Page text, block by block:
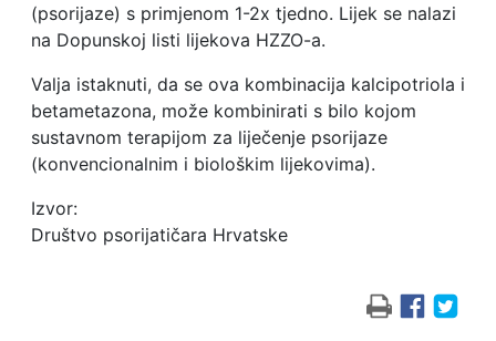
(psorijaze) s primjenom 1-2x tjedno. Lijek se nalazi
na Dopunskoj listi lijekova HZZO-a.
Valja istaknuti, da se ova kombinacija kalcipotriola i
betametazona, može kombinirati s bilo kojom
sustavnom terapijom za liječenje psorijaze
(konvencionalnim i biološkim lijekovima).
Izvor:
Društvo psorijatičara Hrvatske